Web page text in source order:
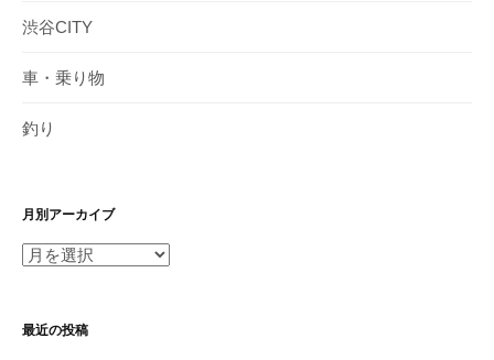
渋谷CITY
車・乗り物
釣り
月別アーカイブ
月
ー
最近の投稿